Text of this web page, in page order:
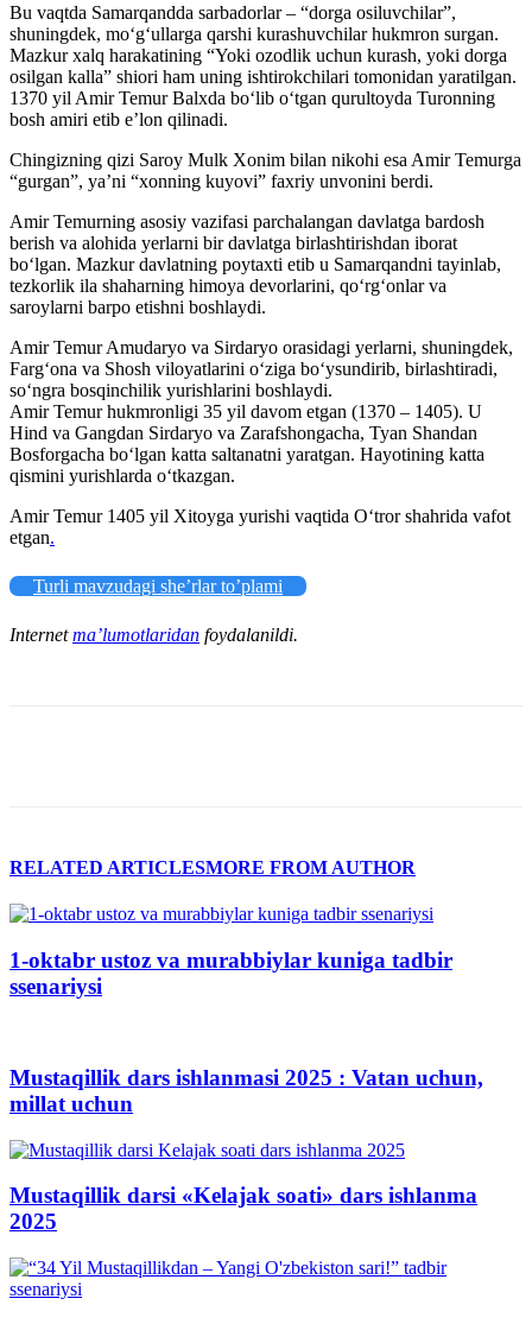
Bu vaqtda Samarqandda sarbadorlar – “dorga osiluvchilar”,
shuningdek, mo‘g‘ullarga qarshi kurashuvchilar hukmron surgan.
Mazkur xalq harakatining “Yoki ozodlik uchun kurash, yoki dorga
osilgan kalla” shiori ham uning ishtirokchilari tomonidan yaratilgan.
1370 yil Amir Temur Balxda bo‘lib o‘tgan qurultoyda Turonning
bosh amiri etib e’lon qilinadi.
Chingizning qizi Saroy Mulk Xonim bilan nikohi esa Amir Temurga
“gurgan”, ya’ni “xonning kuyovi” faxriy unvonini berdi.
Amir Temurning asosiy vazifasi parchalangan davlatga bardosh
berish va alohida yerlarni bir davlatga birlashtirishdan iborat
bo‘lgan. Mazkur davlatning poytaxti etib u Samarqandni tayinlab,
tezkorlik ila shaharning himoya devorlarini, qo‘rg‘onlar va
saroylarni barpo etishni boshlaydi.
Amir Temur Amudaryo va Sirdaryo orasidagi yerlarni, shuningdek,
Farg‘ona va Shosh viloyatlarini o‘ziga bo‘ysundirib, birlashtiradi,
so‘ngra bosqinchilik yurishlarini boshlaydi.
Amir Temur hukmronligi 35 yil davom etgan (1370 – 1405). U
Hind va Gangdan Sirdaryo va Zarafshongacha, Tyan Shandan
Bosforgacha bo‘lgan katta saltanatni yaratgan. Hayotining katta
qismini yurishlarda o‘tkazgan.
Amir Temur 1405 yil Xitoyga yurishi vaqtida O‘tror shahrida vafot
etgan.
Turli mavzudagi she’rlar to’plami
Internetma’lumotlaridan foydalanildi.
RELATED ARTICLESMORE FROM AUTHOR
1-oktabr ustoz va murabbiylar kuniga tadbir
ssenariysi
Mustaqillik dars ishlanmasi 2025 : Vatan uchun,
millat uchun
Mustaqillik darsi «Kelajak soati» dars ishlanma
2025